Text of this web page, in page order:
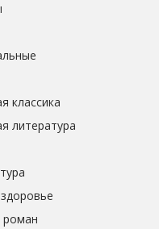
классика
литература